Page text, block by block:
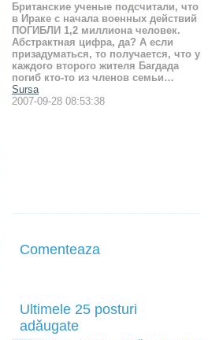
Британские ученые подсчитали, что
в Ираке с начала военных действий
ПОГИБЛИ 1,2 миллиона человек.
Абстрактная цифра, да? А если
призадуматься, то получается, что у
каждого второго жителя Багдада
погиб кто-то из членов семьи…
Sursa
2007-09-28 08:53:38
Comenteaza
Ultimele 25 posturi
adăugate